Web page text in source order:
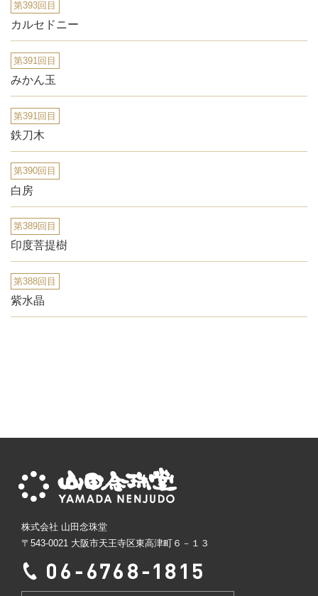
第393回目
カルセドニー
第391回目
みかん玉
第391回目
鉄刀木
第390回目
白房
第389回目
印度菩提樹
第388回目
紫水晶
株式会社 山田念珠堂
〒543-0021 大阪市天王寺区東高津町６－１３